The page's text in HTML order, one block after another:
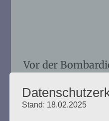
Vor der
Erstellt am13. Februar
Stand: 18.02.2025